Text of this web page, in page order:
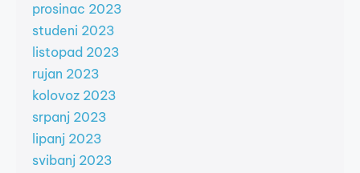
prosinac 2023
studeni 2023
listopad 2023
rujan 2023
kolovoz 2023
srpanj 2023
lipanj 2023
svibanj 2023